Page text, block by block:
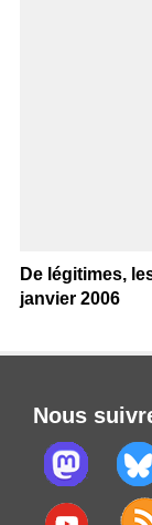
De légitimes,
janvier 2006
Nous